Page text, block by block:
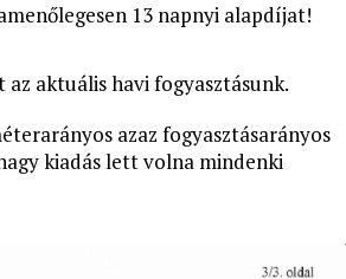
13 napnyi alapdíjat!
aktuális havi fogyasztásunk.
azaz fogyasztásarányos
kiadás lett volna mindenki